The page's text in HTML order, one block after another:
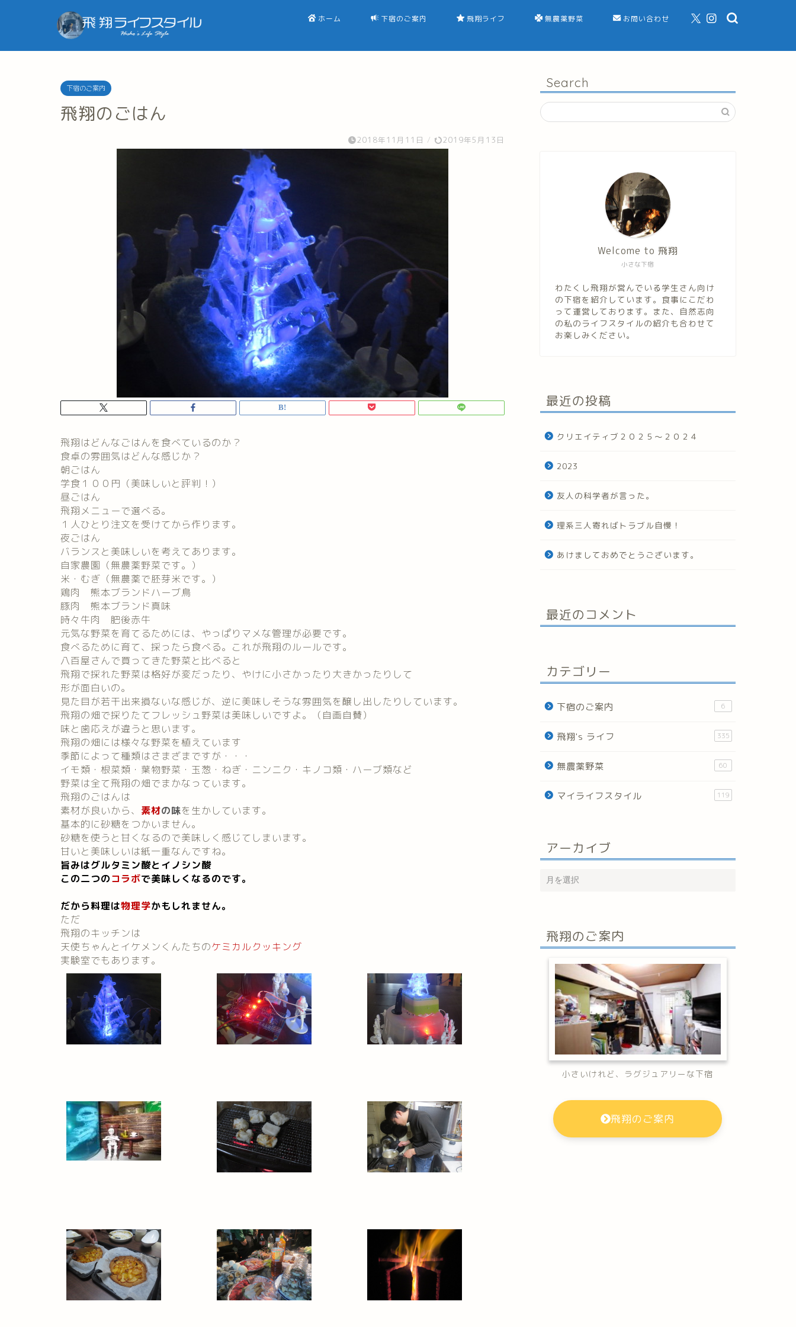
ホーム 下宿のご案内 飛翔ライフ 無農薬野菜 お問い合わせ
下宿のご案内
飛翔のごはん
2018年11月11日 / 2019年5月13日
飛翔はどんなごはんを食べているのか？
食卓の雰囲気はどんな感じか？
朝ごはん
学食１００円（美味しいと評判！）
昼ごはん
飛翔メニューで選べる。
１人ひとり注文を受けてから作ります。
夜ごはん
バランスと美味しいを考えてあります。
自家農園（無農薬野菜です。）
米・むぎ（無農薬で胚芽米です。）
鶏肉 熊本ブランドハーブ鳥
豚肉 熊本ブランド真味
時々牛肉 肥後赤牛
元気な野菜を育てるためには、やっぱりマメな管理が必要です。
食べるために育て、採ったら食べる。これが飛翔のルールです。
八百屋さんで買ってきた野菜と比べると
飛翔で採れた野菜は格好が変だったり、やけに小さかったり大きかったりして
形が面白いの。
見た目が若干出来損ないな感じが、逆に美味しそうな雰囲気を醸し出したりしています。
飛翔の畑で採りたてフレッシュ野菜は美味しいですよ。（自画自賛）
味と歯応えが違うと思います。
飛翔の畑には様々な野菜を植えています
季節によって種類はさまざまですが・・・
イモ類・根菜類・葉物野菜・玉葱・ねぎ・ニンニク・キノコ類・ハーブ類など
野菜は全て飛翔の畑でまかなっています。
飛翔のごはんは
素材が良いから、 素材の味を生かしています。
基本的に砂糖をつかいません。
砂糖を使うと甘くなるので美味しく感じてしまいます。
甘いと美味しいは紙一重なんですね。
旨みはグルタミン酸とイノシン酸
この二つのコラボで美味しくなるのです。
だから料理は物理学かもしれません。
ただ
飛翔のキッチンは
天使ちゃんとイケメンくんたちのケミカルクッキング
実験室でもあります。
Search
小さな下宿
Welcome to 飛翔
わたくし飛翔が営んでいる学生さん向け
の下宿を紹介しています。食事にこだわ
って運営しております。また、自然志向
の私のライフスタイルの紹介も合わせて
お楽しみください。
最近の投稿
クリエイティブ２０２５～２０２４
2023
友人の科学者が言った。
理系三人寄ればトラブル自慢！
あけましておめでとうございます。
最近のコメント
カテゴリー
下宿のご案内 6
飛翔's ライフ 335
無農薬野菜 60
マイライフスタイル 119
アーカイブ
飛翔のご案内
小さいけれど、ラグジュアリーな下宿
飛翔のご案内